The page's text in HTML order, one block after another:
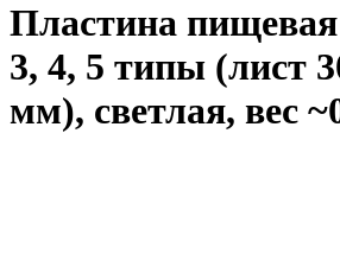
Пластина
3, 4, 5 типы (лист
мм), светлая, вес